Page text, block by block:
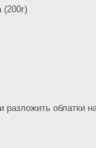
(200г)
разложить облатки